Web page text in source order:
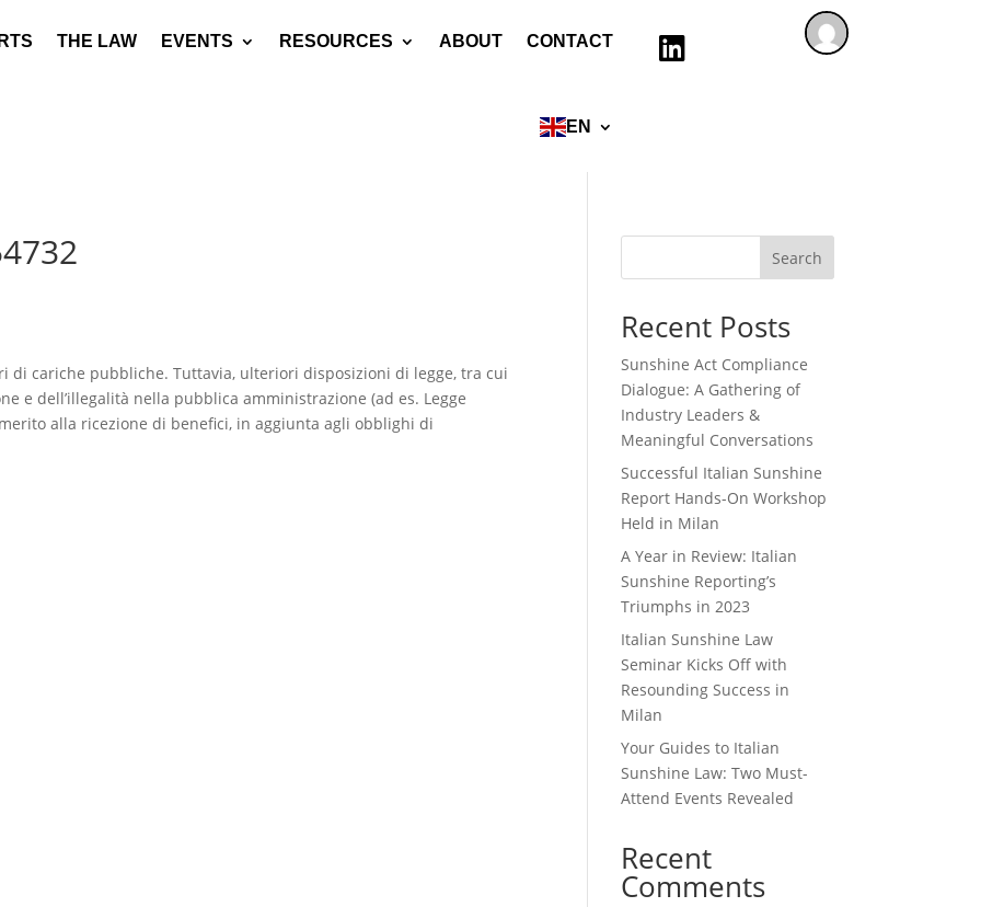
THE LAW EVENTS RESOURCES ABOUT CONTACT
EN

di cariche pubbliche. Tuttavia, ulteriori disposizioni di legge, tra cui
e dell’illegalità nella pubblica amministrazione (ad es. Legge
alla ricezione di benefici, in aggiunta agli obblighi di
Search
Recent Posts
Sunshine Act Compliance
Dialogue: A Gathering of
Industry Leaders &
Meaningful Conversations
Successful Italian Sunshine
Report Hands-On Workshop
Held in Milan
A Year in Review: Italian
Sunshine Reporting’s
Triumphs in 2023
Italian Sunshine Law
Seminar Kicks Off with
Resounding Success in
Milan
Your Guides to Italian
Sunshine Law: Two Must-
Attend Events Revealed
Recent
Comments